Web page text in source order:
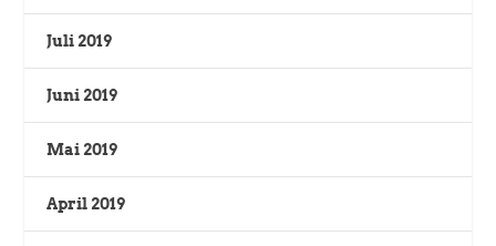
Juli 2019
Juni 2019
Mai 2019
April 2019